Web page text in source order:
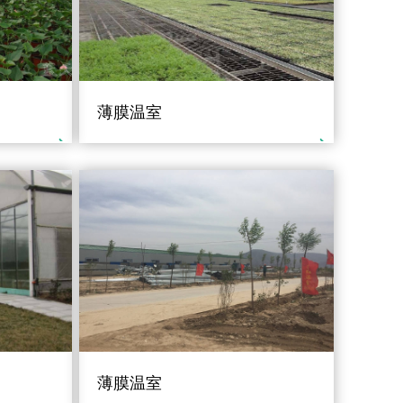
薄膜温室
薄膜温室